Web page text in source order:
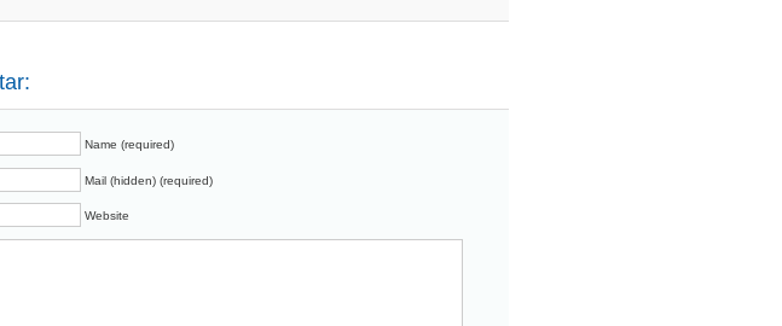
Name (required)
Mail (hidden) (required)
Website